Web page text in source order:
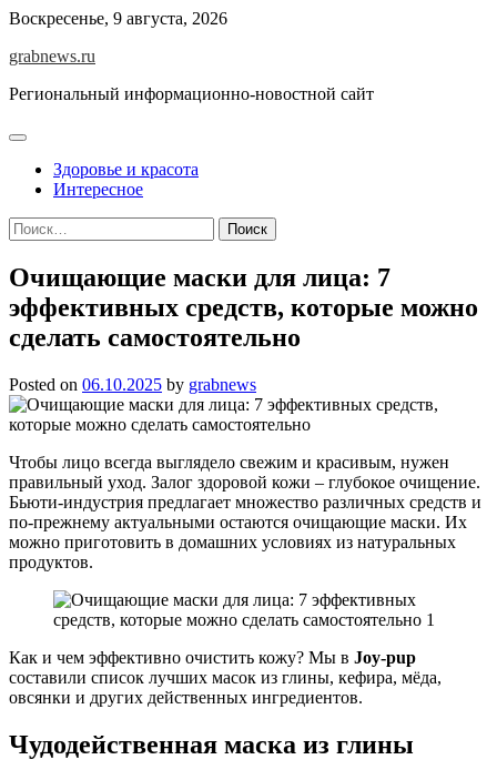
Skip
content
Воскресенье, 9 августа, 2026
grabnews.ru
Региональный информационно-новостной сайт
Здоровье и красота
Интересное
Найти:
Очищающие маски для лица: 7
эффективных средств, которые можно
сделать самостоятельно
Posted on 06.10.2025 by grabnews
Чтобы лицо всегда выглядело свежим и красивым, нужен
правильный уход. Залог здоровой кожи – глубокое очищение.
Бьюти-индустрия предлагает множество различных средств и
по-прежнему актуальными остаются очищающие маски. Их
можно приготовить в домашних условиях из натуральных
продуктов.
Как и чем эффективно очистить кожу? Мы в Joy-pup
составили список лучших масок из глины, кефира, мёда,
овсянки и других действенных ингредиентов.
Чудодейственная маска из глины